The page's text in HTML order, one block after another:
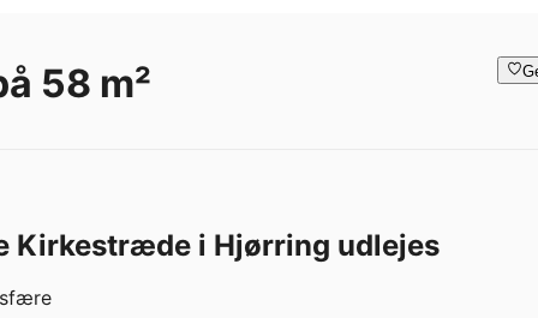
58 m²
Kirkestræde i Hjørring udlejes